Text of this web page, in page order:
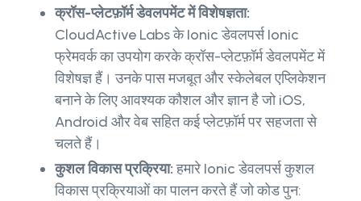
क्रॉस-प्लेटफ़ॉर्म डेवलपमेंट में विशेषज्ञता:
CloudActive Labs के Ionic डेवलपर्स Ionic
फ्रेमवर्क का उपयोग करके क्रॉस-प्लेटफ़ॉर्म डेवलपमेंट में
विशेषज्ञ हैं। उनके पास मजबूत और स्केलेबल एप्लिकेशन
बनाने के लिए आवश्यक कौशल और ज्ञान है जो iOS,
Android और वेब सहित कई प्लेटफ़ॉर्म पर सहजता से
चलते हैं।
कुशल विकास प्रक्रिया:हमारे Ionic डेवलपर्स कुशल
विकास प्रक्रियाओं का पालन करते हैं जो कोड पुन: